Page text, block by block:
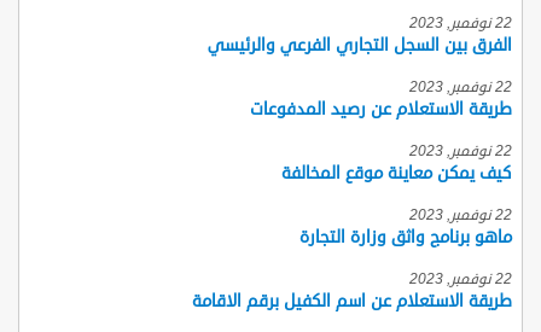
22 نوفمبر, 2023
الفرق بين السجل التجاري الفرعي والرئيسي
22 نوفمبر, 2023
طريقة الاستعلام عن رصيد المدفوعات
22 نوفمبر, 2023
كيف يمكن معاينة موقع المخالفة
22 نوفمبر, 2023
ماهو برنامج واثق وزارة التجارة
22 نوفمبر, 2023
طريقة الاستعلام عن اسم الكفيل برقم الاقامة